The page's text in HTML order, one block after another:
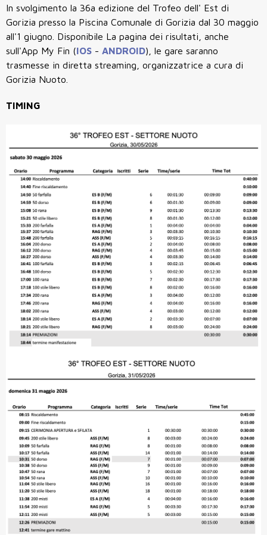
In svolgimento la 36a edizione del Trofeo dell' Est di
Gorizia presso la Piscina Comunale di Gorizia dal 30 maggio
all'1 giugno. Disponibile La pagina dei risultati, anche
sull'App My Fin (IOS - ANDROID), le gare saranno
trasmesse in diretta streaming, organizzatrice a cura di
Gorizia Nuoto.
TIMING